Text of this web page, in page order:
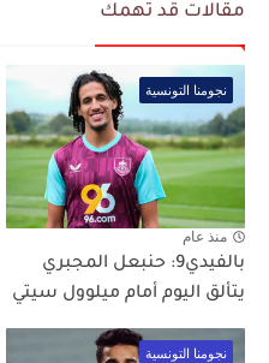
مقالات قد تهمك
نجومنا التونسية
منذ عام
بالفيدي9: حنبعل المجبري
يتألق اليوم أمام ميلوول سيتي
نجومنا التونسية